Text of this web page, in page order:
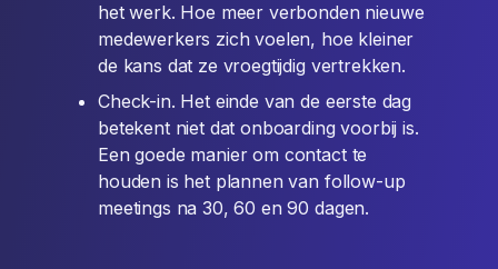
het werk. Hoe meer verbonden nieuwe
medewerkers zich voelen, hoe kleiner
de kans dat ze vroegtijdig vertrekken.
Check-in. Het einde van de eerste dag
betekent niet dat onboarding voorbij is.
Een goede manier om contact te
houden is het plannen van follow-up
meetings na 30, 60 en 90 dagen.